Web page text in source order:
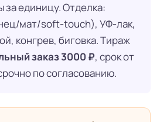
единицу. Отделка:
мат/soft-touch), УФ-лак,
конгрев, биговка. Тираж
заказ 3000 ₽, срок от
по согласованию.